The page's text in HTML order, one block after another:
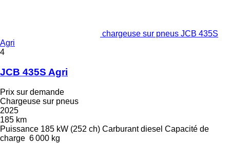
chargeuse sur pneus JCB 435S
Agri
4
JCB 435S Agri
Prix sur demande
Chargeuse sur pneus
2025
185 km
Puissance 185 kW (252 ch) Carburant diesel Capacité de
charge 6 000 kg